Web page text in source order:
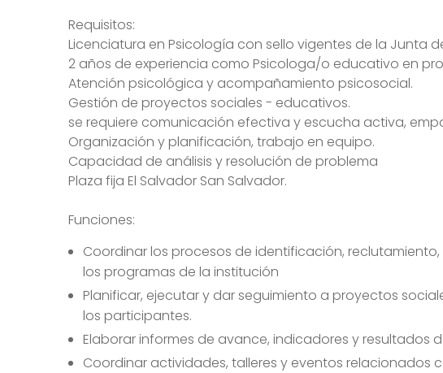
Requisitos:
Licenciatura en Psicología con sello vigentes de la Junta
2 años de experiencia como Psicologa/o educativo en
Atención psicológica y acompañamiento psicosocial.
Gestión de proyectos sociales - educativos.
se requiere comunicación efectiva y escucha activa,
Organización y planificación, trabajo en equipo.
Capacidad de análisis y resolución de problema
Plaza fija El Salvador San Salvador.
Funciones:
Coordinar los procesos de identificación,
los programas de la institución
Planificar, ejecutar y dar seguimiento a proyectos
los participantes.
Elaborar informes de avance, indicadores y resultados
Coordinar actividades, talleres y eventos relacionados